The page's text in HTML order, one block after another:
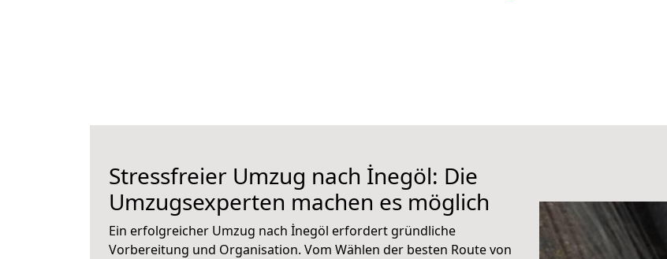
Stressfreier Umzug nach İnegöl: Die
Umzugsexperten machen es möglich
Ein erfolgreicher Umzug nach İnegöl erfordert gründliche
Vorbereitung und Organisation. Vom Wählen der besten Route von